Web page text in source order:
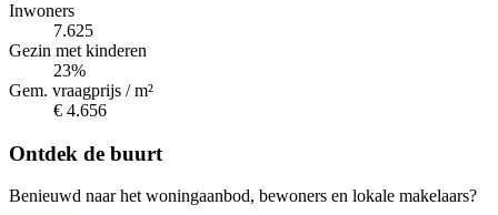
Inwoners
7.625
Gezin met kinderen
23%
Gem. vraagprijs / m²
€ 4.656
Ontdek de buurt
Benieuwd naar het woningaanbod, bewoners en lokale makelaars?